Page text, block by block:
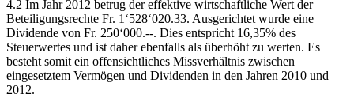
4.2 Im Jahr 2012 betrug der effektive wirtschaftliche Wert der
Beteiligungsrechte Fr. 1‘528‘020.33. Ausgerichtet wurde eine
Dividende von Fr. 250‘000.--. Dies entspricht 16,35% des
Steuerwertes und ist daher ebenfalls als überhöht zu werten. Es
besteht somit ein offensichtliches Missverhältnis zwischen
eingesetztem Vermögen und Dividenden in den Jahren 2010 und
2012.